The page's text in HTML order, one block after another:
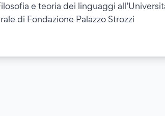
e teoria dei linguaggi
di Fondazione Palazzo Strozzi